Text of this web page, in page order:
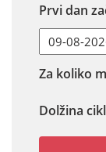
Prvi dan
Za koliko
Dolžina